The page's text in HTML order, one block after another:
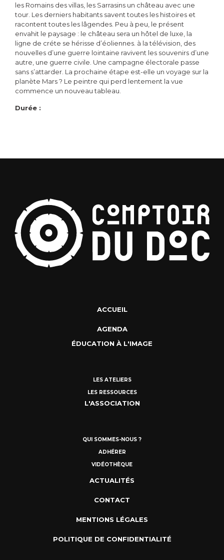
les Romains des villas, les Sarrasins un château avec une
tour. Les derniers habitants savent toutes les histoires et
racontent toutes les lâgendes. Peu à peu, le présent
envahit le paysage : le château sera un hôtel de luxe, la
ligne de créte se hérisse d’éoliennes. à la télévision, des
nouvelles d’une guerre lointaine ravivent les souvenirs d’une
autre, une guerre civile. Une campagne électorale passe
sans s’attarder. La prochaine étape est-elle un voyage sur la
planète Mars ? Le peintre qui perd lentement la vue
commence un nouveau tableau.
Durée :
ACCUEIL
AGENDA
ÉDUCATION À L'IMAGE
LES ATELIERS
LES RESSOURCES
L'ASSOCIATION
QUI SOMMES-NOUS ?
ADHÉRER
VIDÉOTHÈQUE
ACTUALITÉS
CONTACT
MENTIONS LÉGALES
POLITIQUE DE CONFIDENTIALITÉ